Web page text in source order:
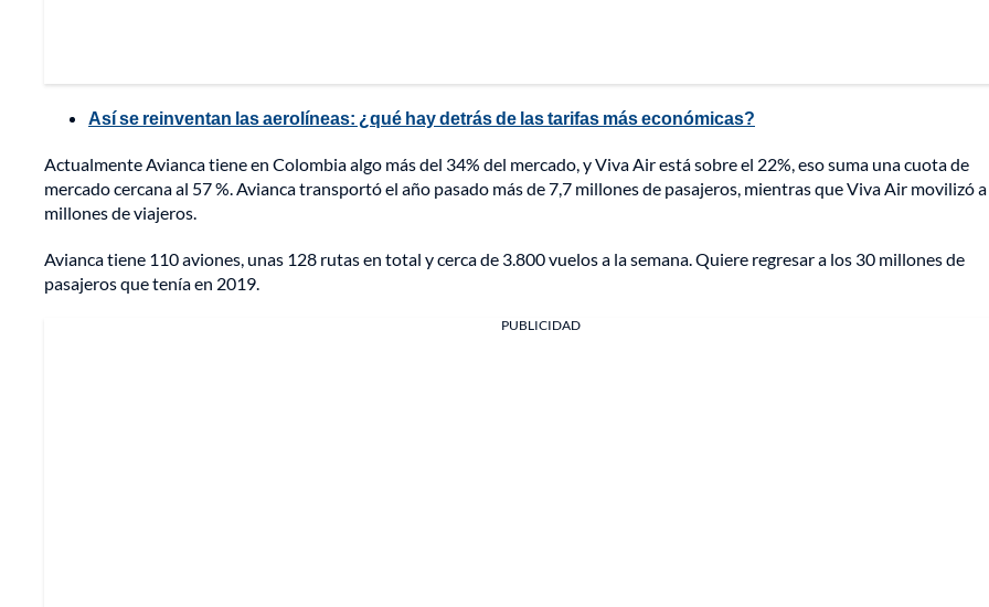
Así se reinventan las aerolíneas: ¿qué hay detrás de las tarifas más económicas?
Actualmente Avianca tiene en Colombia algo más del 34% del mercado, y Viva Air está sobre el 22%, eso suma una cuota de
mercado cercana al 57 %. Avianca transportó el año pasado más de 7,7 millones de pasajeros, mientras que Viva Air movilizó
millones de viajeros.
Avianca tiene 110 aviones, unas 128 rutas en total y cerca de 3.800 vuelos a la semana. Quiere regresar a los 30 millones de
pasajeros que tenía en 2019.
PUBLICIDAD